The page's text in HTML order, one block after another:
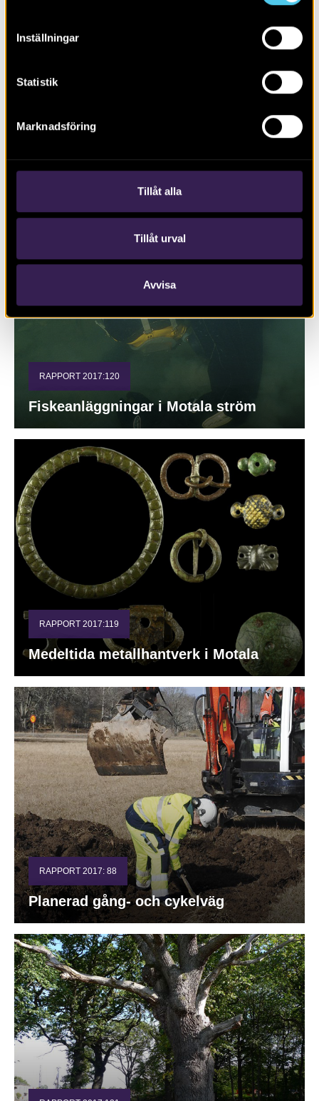
Inställningar
Statistik
Marknadsföring
Tillåt alla
Tillåt urval
Avvisa
RAPPORT 2017:127
Trafikplats Lunds Södra på väg E22
RAPPORT 2017:120
Fiskeanläggningar i Motala ström
RAPPORT 2017:119
Medeltida metallhantverk i Motala
RAPPORT 2017: 88
Planerad gång- och cykelväg